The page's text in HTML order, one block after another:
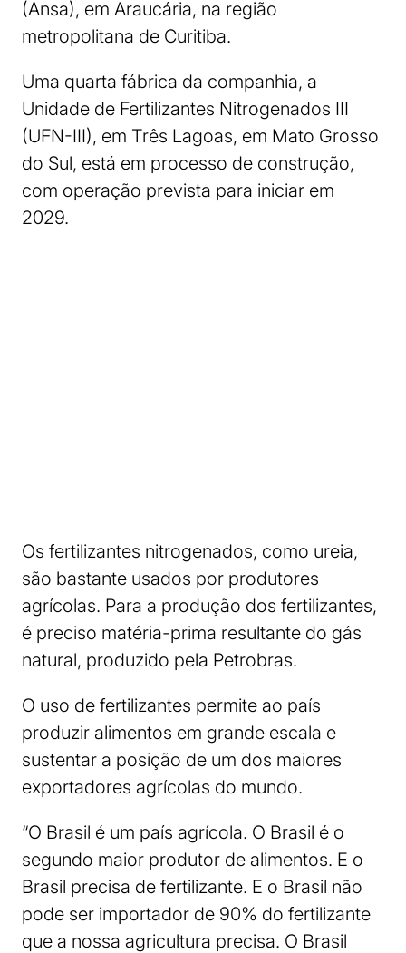
(Ansa), em Araucária, na região
metropolitana de Curitiba.
Uma quarta fábrica da companhia, a
Unidade de Fertilizantes Nitrogenados III
(UFN-III), em Três Lagoas, em Mato Grosso
do Sul, está em processo de construção,
com operação prevista para iniciar em
2029.
Os fertilizantes nitrogenados, como ureia,
são bastante usados por produtores
agrícolas. Para a produção dos fertilizantes,
é preciso matéria-prima resultante do gás
natural, produzido pela Petrobras.
O uso de fertilizantes permite ao país
produzir alimentos em grande escala e
sustentar a posição de um dos maiores
exportadores agrícolas do mundo.
“O Brasil é um país agrícola. O Brasil é o
segundo maior produtor de alimentos. E o
Brasil precisa de fertilizante. E o Brasil não
pode ser importador de 90% do fertilizante
que a nossa agricultura precisa. O Brasil